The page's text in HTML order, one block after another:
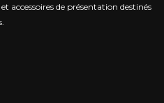
accessoires de présentation destinés